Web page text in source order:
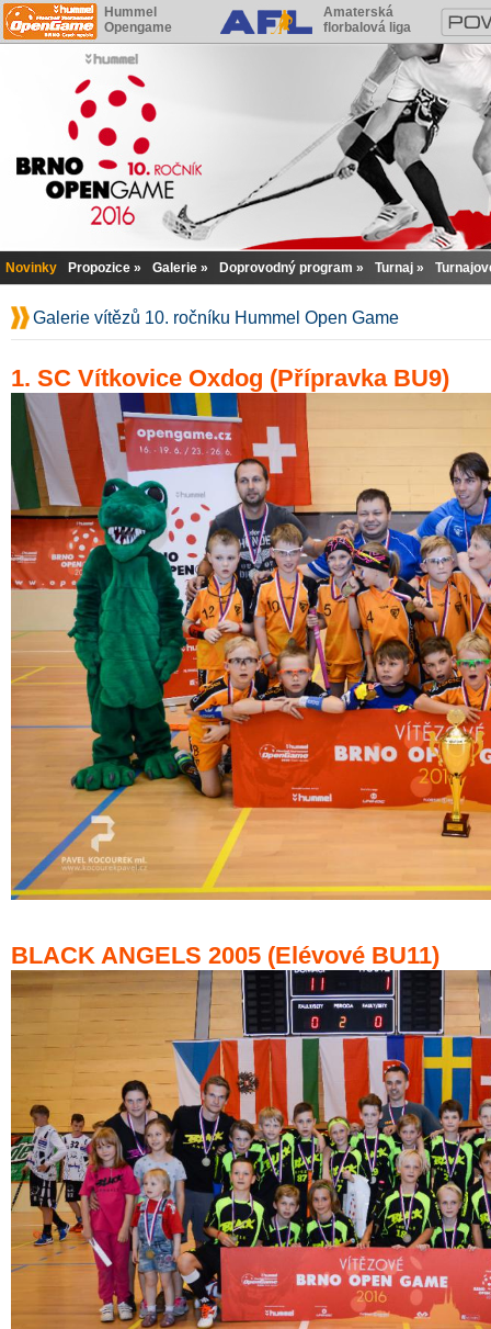
Hummel
Opengame
Amaterská
florbalová liga
Novinky Propozice Galerie Doprovodný program Turnaj
Galerie vítězů 10. ročníku Hummel Open Game
1. SC Vítkovice Oxdog (Přípravka BU9)
BLACK ANGELS 2005 (Elévové BU11)